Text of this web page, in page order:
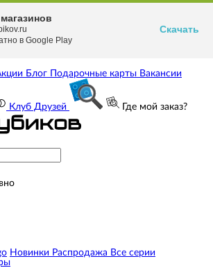
Блог Подарочные карты Вакансии
Клуб Друзей Где мой заказ?
Новинки Распродажа Все серии
в Google Play
Скачать